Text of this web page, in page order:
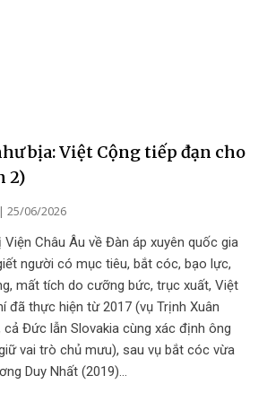
bịa: Việt Cộng tiếp đạn cho
2)
25/06/2026
Châu Âu về Đàn áp xuyên quốc gia
người có mục tiêu, bắt cóc, bạo lực,
mất tích do cưỡng bức, trục xuất, Việt
đã thực hiện từ 2017 (vụ Trịnh Xuân
cả Đức lẫn Slovakia cùng xác định ông
vai trò chủ mưu), sau vụ bắt cóc vừa
Duy Nhất (2019)…